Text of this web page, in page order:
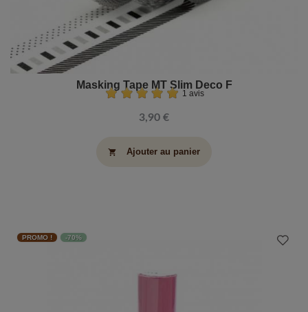
Masking Tape MT Slim Deco F
1 avis
3,90 €
shopping_cart Ajouter au panier
PROMO ! -70%